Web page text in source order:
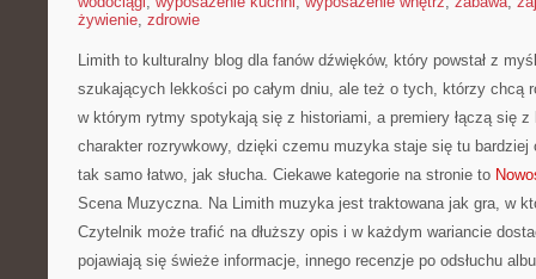
żywienie, zdrowie
Limith to kulturalny blog dla fanów dźwięków, który powstał z
szukających lekkości po całym dniu, ale też o tych, którzy chcą
w którym rytmy spotykają się z historiami, a premiery łączą się z
charakter rozrywkowy, dzięki czemu muzyka staje się tu
tak samo łatwo, jak słucha. Ciekawe kategorie na stronie to
Scena Muzyczna. Na Limith muzyka jest traktowana jak gra, w
Czytelnik może trafić na dłuższy opis i w każdym wariancie
pojawiają się świeże informacje, innego recenzje po odsłuchu